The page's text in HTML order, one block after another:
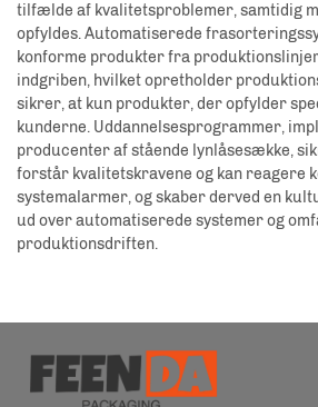
tilfælde af kvalitetsproblemer, samtidig
opfyldes. Automatiserede
konforme produkter fra
indgriben, hvilket opretholder
sikrer, at kun produkter, der opfylder
kunderne. Uddannelsesprogrammer,
producenter af stående lynlåsesække,
forstår kvalitetskravene og kan reagere
systemalarmer, og skaber derved en
ud over automatiserede systemer og
produktionsdriften.